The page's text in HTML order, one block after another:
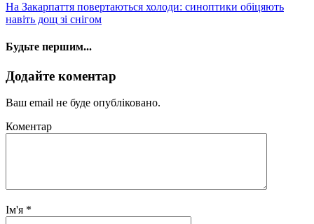
На Закарпаття повертаються холоди: синоптики обіцяють
навіть дощ зі снігом
Будьте першим...
Додайте коментар
Ваш email не буде опубліковано.
Коментар
Ім'я *